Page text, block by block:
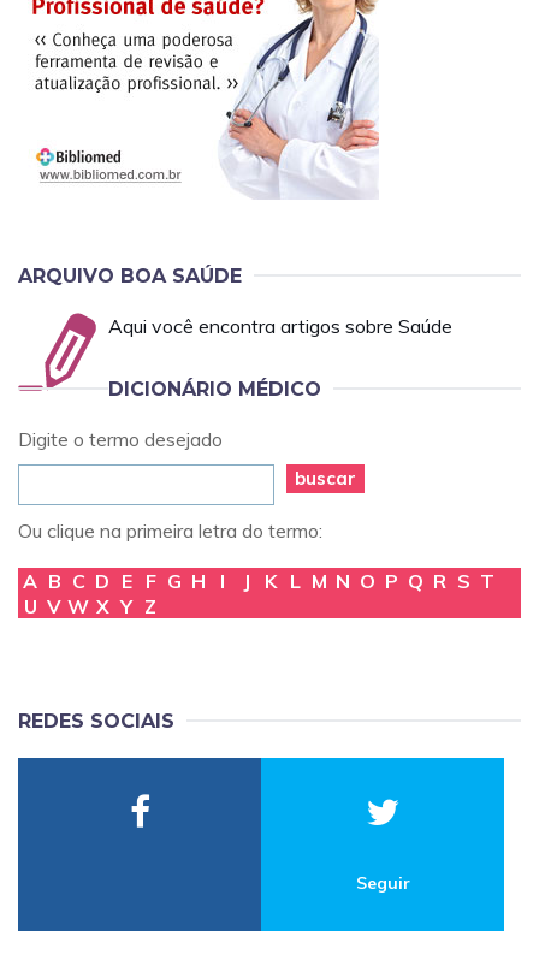
ARQUIVO BOA SAÚDE
Aqui você encontra artigos sobre Saúde
DICIONÁRIO MÉDICO
Digite o termo desejado
buscar
Ou clique na primeira letra do termo:
A B C D E F G H I J K L M N O P Q R S T
U V W X Y Z
REDES SOCIAIS
Seguir